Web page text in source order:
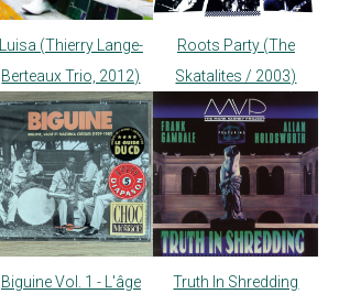
Luisa (Thierry Lange-
Berteaux Trio, 2012)
Roots Party (The
Skatalites / 2003)
Biguine Vol. 1 - L'âge
Truth In Shredding